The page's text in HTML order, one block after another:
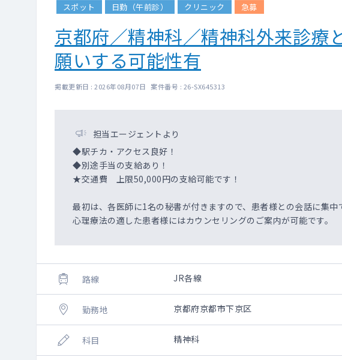
スポット 日勤（午前診） クリニック 急募
京都府／精神科／精神科外来診
願いする可能性有
掲載更新日 : 2026年08月07日 案件番号 : 26-SX645313
担当エージェントより
◆駅チカ・アクセス良好！
◆別途手当の支給あり！
★交通費 上限50,000円の支給可能です！
最初は、各医師に1名の秘書が付きますので、患者様との会話に集中
心理療法の適した患者様にはカウンセリングのご案内が可能です。
路線 JR各線
勤務地 京都府京都市下京区
科目 精神科